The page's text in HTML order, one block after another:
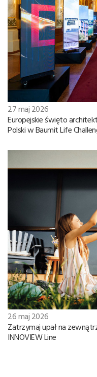
27 maj 2026
Europejskie święto
Polski w Baumit Life
26 maj 2026
Zatrzymaj upał na
INNOVIEW Line